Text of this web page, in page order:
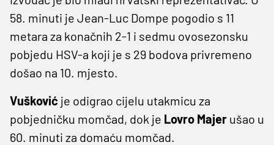
58. minuti je Jean-Luc Dompe pogodio s 11
metara za konačnih 2-1 i sedmu ovosezonsku
pobjedu HSV-a koji je s 29 bodova privremeno
došao na 10. mjesto.
Vušković je odigrao cijelu utakmicu za
pobjedničku momčad, dok je Lovro Majer ušao u
60. minuti za domaću momčad.